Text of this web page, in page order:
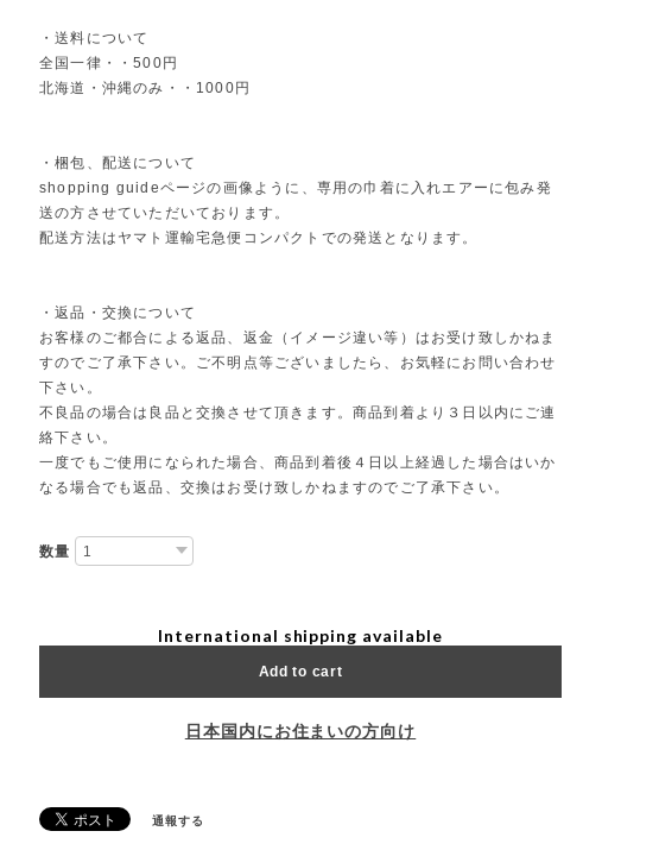
・送料について
全国一律・・500円
北海道・沖縄のみ・・1000円
・梱包、配送について
shopping guideページの画像ように、専用の巾着に入れエアーに包み発
送の方させていただいております。
配送方法はヤマト運輸宅急便コンパクトでの発送となります。
・返品・交換について
お客様のご都合による返品、返金（イメージ違い等）はお受け致しかねま
すのでご了承下さい。ご不明点等ございましたら、お気軽にお問い合わせ
下さい。
不良品の場合は良品と交換させて頂きます。商品到着より３日以内にご連
絡下さい。
一度でもご使用になられた場合、商品到着後４日以上経過した場合はいか
なる場合でも返品、交換はお受け致しかねますのでご了承下さい。
数量
International shipping available
Add to cart
日本国内にお住まいの方向け
通報する